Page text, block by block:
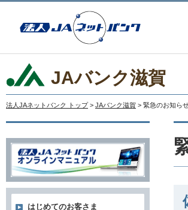
JAバンク滋賀
法人JAネットバンク トップ > JAバンク滋賀 > 緊急のお知ら
はじめてのお客さま